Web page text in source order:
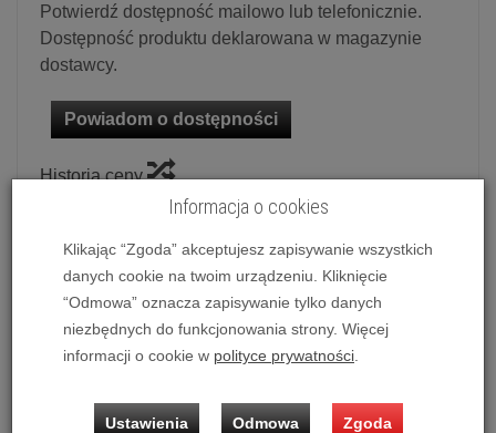
Potwierdź dostępność mailowo lub telefonicznie.
Dostępność produktu deklarowana w magazynie
dostawcy.
Powiadom o dostępności
Historia ceny
10 999,00 zł 8 499,00 zł/ szt.
dodaj do koszyka
Informacja o cookies
Klikając “Zgoda” akceptujesz zapisywanie wszystkich
danych cookie na twoim urządzeniu. Kliknięcie
“Odmowa” oznacza zapisywanie tylko danych
niezbędnych do funkcjonowania strony. Więcej
informacji o cookie w polityce prywatności
Ustawienia Odmowa Zgoda